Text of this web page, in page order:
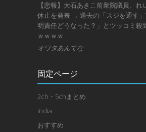
【悲報】大石あきこ前衆院議員、れ
休止を発表 → 過去の「スジを通す
明責任どうなった？」とツッコミ殺
ｗｗｗｗ
オワタあんてな
固定ページ
2ch・5chまとめ
India
おすすめ